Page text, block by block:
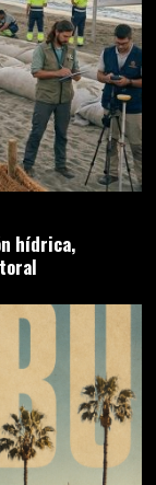
hídrica,